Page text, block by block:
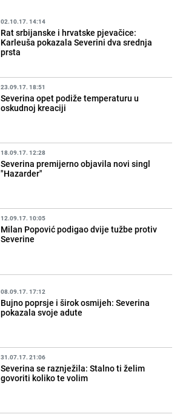
02.10.17. 14:14
Rat srbijanske i hrvatske pjevačice:
Karleuša pokazala Severini dva srednja
prsta
23.09.17. 18:51
Severina opet podiže temperaturu u
oskudnoj kreaciji
18.09.17. 12:28
Severina premijerno objavila novi singl
"Hazarder"
12.09.17. 10:05
Milan Popović podigao dvije tužbe protiv
Severine
08.09.17. 17:12
Bujno poprsje i širok osmijeh: Severina
pokazala svoje adute
31.07.17. 21:06
Severina se raznježila: Stalno ti želim
govoriti koliko te volim